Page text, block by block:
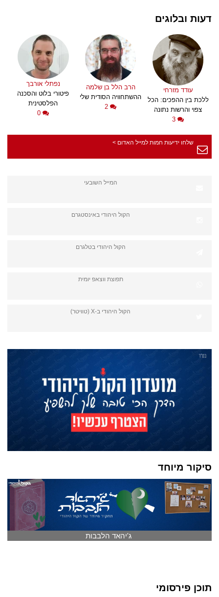
דעות ובלוגים
עודד מזרחי
ללכת בין ההפכים: הכל
צפוי והרשות נתונה
3
הרב הלל בן שלמה
ההשתחוויה הסודית שלי
2
נפתלי אורבך
פיטורי בלוט והסכנה
הפלסטינית
0
שלחו ידיעות חמות למייל האדום >
המייל השובעי
הקול היהודי באינסטגרם
הקול היהודי בטלגרם
תפוצת ווצאפ יומית
הקול היהודי ב-X (טוויטר)
סיקור מיוחד
ג'יהאד הלבבות
תוכן פירסומי